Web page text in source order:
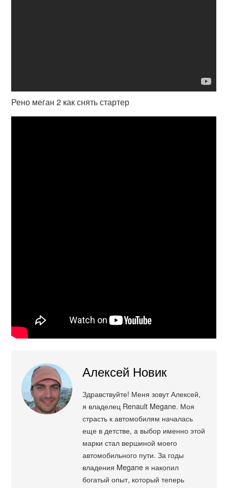
Рено меган 2 как снять стартер
Алексей Новик
Здравствуйте! Меня зовут Алексей,
я владелец Renault Megane. Моя
страсть к автомобилям началась
еще в детстве, а выбор именно этой
марки стал вершиной моего
автомобильного пути. За годы
владения Megane я накопил
богатый опыт, который теперь